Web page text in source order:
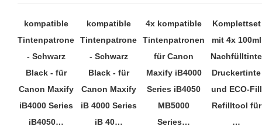
kompatible
Tintenpatrone
- Schwarz
Black - für
Canon Maxify
iB4000 Series
iB4050…
kompatible
Tintenpatrone
- Schwarz
Black - für
Canon Maxify
iB 4000 Series
iB 40…
4x kompatible
Tintenpatronen
für Canon
Maxify iB4000
Series iB4050
MB5000
Series…
Komplettset
mit 4x 100ml
Nachfülltinte
Druckertinte
und ECO-Fill
Refilltool für
…